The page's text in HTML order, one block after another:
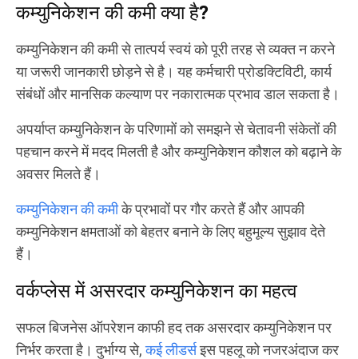
कम्युनिकेशन की कमी क्या है?
कम्युनिकेशन की कमी से तात्पर्य स्वयं को पूरी तरह से व्यक्त न करने
या जरूरी जानकारी छोड़ने से है। यह कर्मचारी प्रोडक्टिविटी, कार्य
संबंधों और मानसिक कल्याण पर नकारात्मक प्रभाव डाल सकता है।
अपर्याप्त कम्युनिकेशन के परिणामों को समझने से चेतावनी संकेतों की
पहचान करने में मदद मिलती है और कम्युनिकेशन कौशल को बढ़ाने के
अवसर मिलते हैं।
कम्युनिकेशन की कमीके प्रभावों पर गौर करते हैं और आपकी
कम्युनिकेशन क्षमताओं को बेहतर बनाने के लिए बहुमूल्य सुझाव देते
हैं।
वर्कप्लेस में असरदार कम्युनिकेशन का महत्व
सफल बिजनेस ऑपरेशन काफी हद तक असरदार कम्युनिकेशन पर
निर्भर करता है। दुर्भाग्य से,कई लीडर्सइस पहलू को नजरअंदाज कर